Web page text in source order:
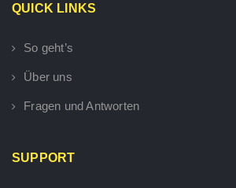
QUICK LINKS
So geht’s
Über uns
Fragen und Antworten
SUPPORT